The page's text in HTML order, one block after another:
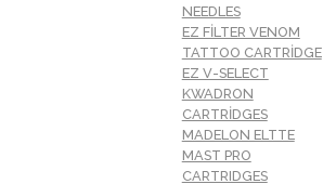
NEEDLES
EZ FILTER VENOM
TATTOO CARTRIDGE
EZ V-SELECT
KWADRON
CARTRIDGES
MADELON ELTTE
MAST PRO
CARTRIDGES